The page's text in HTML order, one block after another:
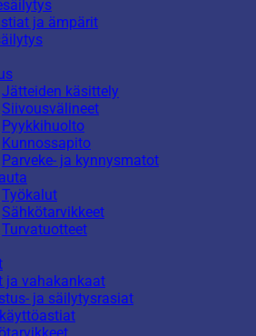
ja ämpärit
Jätteiden käsittely
Siivousvälineet
Pyykkihuolto
Kunnossapito
Parveke- ja kynnysmatot
Työkalut
Sähkötarvikkeet
Turvatuotteet
ja vahakankaat
ja säilytysrasiat